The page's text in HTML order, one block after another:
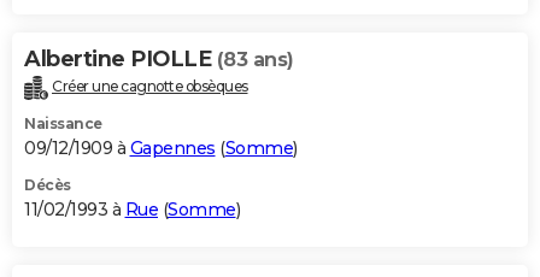
Albertine PIOLLE (83 ans)
Créer une cagnotte obsèques
Naissance
09/12/1909 à Gapennes (Somme)
Décès
11/02/1993 à Rue (Somme)